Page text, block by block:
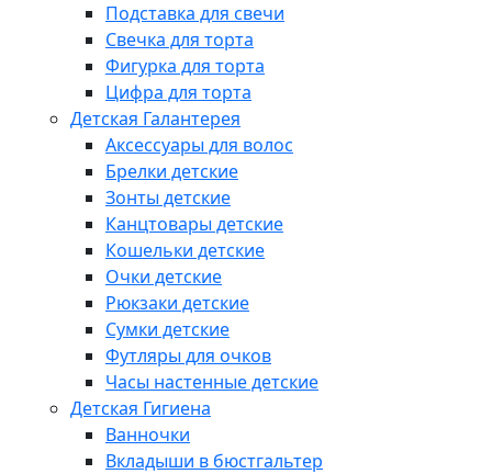
Подставка для свечи
Свечка для торта
Фигурка для торта
Цифра для торта
Детская Галантерея
Аксессуары для волос
Брелки детские
Зонты детские
Канцтовары детские
Кошельки детские
Очки детские
Рюкзаки детские
Сумки детские
Футляры для очков
Часы настенные детские
Детская Гигиена
Ванночки
Вкладыши в бюстгальтер